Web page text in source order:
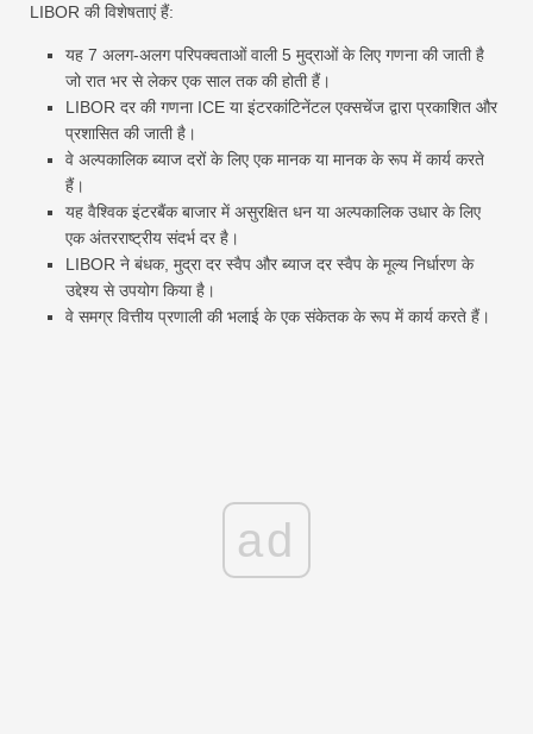
LIBOR की विशेषताएं हैं:
यह 7 अलग-अलग परिपक्वताओं वाली 5 मुद्राओं के लिए गणना की जाती है
जो रात भर से लेकर एक साल तक की होती हैं।
LIBOR दर की गणना ICE या इंटरकांटिनेंटल एक्सचेंज द्वारा प्रकाशित और
प्रशासित की जाती है।
वे अल्पकालिक ब्याज दरों के लिए एक मानक या मानक के रूप में कार्य करते
हैं।
यह वैश्विक इंटरबैंक बाजार में असुरक्षित धन या अल्पकालिक उधार के लिए
एक अंतरराष्ट्रीय संदर्भ दर है।
LIBOR ने बंधक, मुद्रा दर स्वैप और ब्याज दर स्वैप के मूल्य निर्धारण के
उद्देश्य से उपयोग किया है।
वे समग्र वित्तीय प्रणाली की भलाई के एक संकेतक के रूप में कार्य करते हैं।
ad